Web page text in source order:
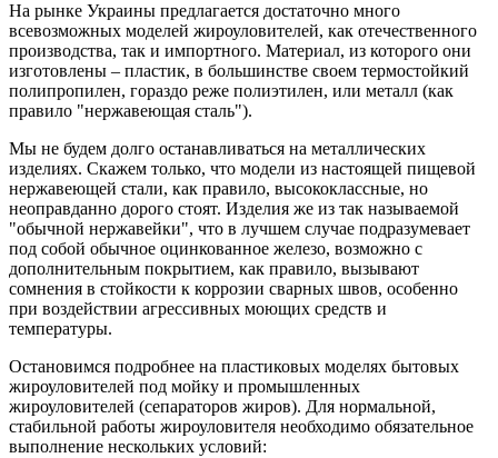
На рынке Украины предлагается достаточно много
всевозможных моделей жироуловителей, как отечественного
производства, так и импортного. Материал, из которого они
изготовлены – пластик, в большинстве своем термостойкий
полипропилен, гораздо реже полиэтилен, или металл (как
правило "нержавеющая сталь").
Мы не будем долго останавливаться на металлических
изделиях. Скажем только, что модели из настоящей пищевой
нержавеющей стали, как правило, высококлассные, но
неоправданно дорого стоят. Изделия же из так называемой
"обычной нержавейки", что в лучшем случае подразумевает
под собой обычное оцинкованное железо, возможно с
дополнительным покрытием, как правило, вызывают
сомнения в стойкости к коррозии сварных швов, особенно
при воздействии агрессивных моющих средств и
температуры.
Остановимся подробнее на пластиковых моделях бытовых
жироуловителей под мойку и промышленных
жироуловителей (сепараторов жиров). Для нормальной,
стабильной работы жироуловителя необходимо обязательное
выполнение нескольких условий: